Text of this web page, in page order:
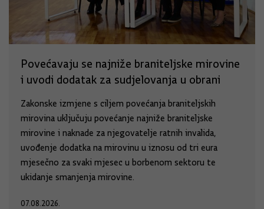
Povećavaju se najniže braniteljske mirovine
i uvodi dodatak za sudjelovanja u obrani
Zakonske izmjene s ciljem povećanja braniteljskih
mirovina uključuju povećanje najniže braniteljske
mirovine i naknade za njegovatelje ratnih invalida,
uvođenje dodatka na mirovinu u iznosu od tri eura
mjesečno za svaki mjesec u borbenom sektoru te
ukidanje smanjenja mirovine.
07.08.2026.